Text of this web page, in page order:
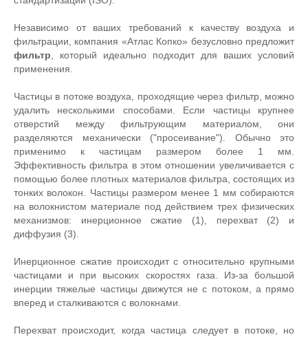
Независимо от ваших требований к качеству воздуха и
фильтрации, компания «Атлас Копко» безусловно предложит
фильтр , который идеально подходит для ваших условий
применения.
Частицы в потоке воздуха, проходящие через фильтр, можно
удалить несколькими способами. Если частицы крупнее
отверстий между фильтрующим материалом, они
разделяются механически ("просеивание"). Обычно это
применимо к частицам размером более 1 мм.
Эффективность фильтра в этом отношении увеличивается с
помощью более плотных материалов фильтра, состоящих из
тонких волокон. Частицы размером менее 1 мм собираются
на волокнистом материале под действием трех физических
механизмов: инерционное сжатие (1), перехват (2) и
диффузия (3).
Инерционное сжатие происходит с относительно крупными
частицами и при высоких скоростях газа. Из-за большой
инерции тяжелые частицы движутся не с потоком, а прямо
вперед и сталкиваются с волокнами.
Перехват происходит, когда частица следует в потоке, но